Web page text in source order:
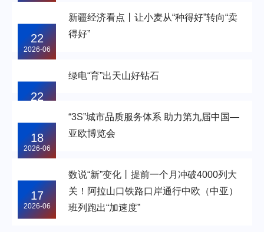
22
2026-06
新疆经济看点丨让小麦从“种得好”转向“卖
得好”
22
绿电“育”出天山好钻石
18
2026-06
“3S”城市品质服务体系 助力第九届中国—
亚欧博览会
17
2026-06
数说“新”变化丨提前一个月冲破4000列大
关！阿拉山口铁路口岸通行中欧（中亚）
班列跑出“加速度”